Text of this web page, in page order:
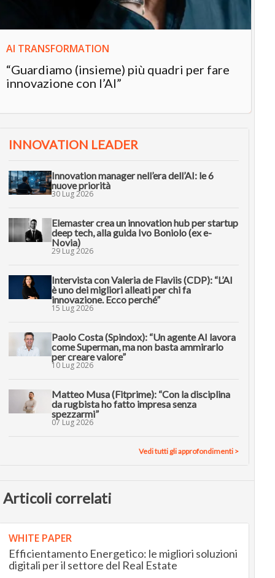
AI TRANSFORMATION
“Guardiamo (insieme) più quadri per fare
innovazione con l’AI”
INNOVATION LEADER
Innovation manager nell’era dell’AI: le 6
nuove priorità
30 Lug 2026
Elemaster crea un innovation hub per startup
deep tech, alla guida Ivo Boniolo (ex e-
Novia)
29 Lug 2026
Intervista con Valeria de Flaviis (CDP): “L’AI
è uno dei migliori alleati per chi fa
innovazione. Ecco perché”
15 Lug 2026
Paolo Costa (Spindox): “Un agente AI lavora
come Superman, ma non basta ammirarlo
per creare valore”
10 Lug 2026
Matteo Musa (Fitprime): “Con la disciplina
da rugbista ho fatto impresa senza
spezzarmi”
07 Lug 2026
Vedi tutti gli approfondimenti >
Articoli correlati
WHITE PAPER
Efficientamento Energetico: le migliori soluzioni
digitali per il settore del Real Estate